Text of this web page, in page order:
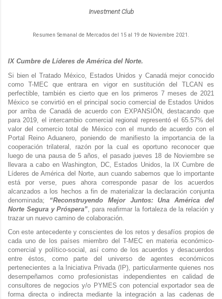
Investment Club
Resumen Semanal de Mercados del 15 al 19 de Noviembre 2021.
IX Cumbre de Líderes de América del Norte.
Si bien el Tratado México, Estados Unidos y Canadá mejor conocido
como T-MEC que entrara en vigor en sustitución del TLCAN es
perfectible, también es cierto que en los primeros 7 meses de 2021
México se convirtió en el principal socio comercial de Estados Unidos
por arriba de Canadá de acuerdo con EXPANSIÓN, destacando que
para 2019, el intercambio comercial regional representó el 65.57% del
valor del comercio total de México con el mundo de acuerdo con el
Portal Reino Aduanero, poniendo de manifiesto la importancia de la
cooperación trilateral, razón por la cual es oportuno reconocer que
luego de una pausa de 5 años, el pasado jueves 18 de Noviembre se
llevara a cabo en Washington, DC, Estados Unidos, la IX Cumbre de
Líderes de América del Norte, aun cuando sabemos que lo importante
está por verse, pues ahora corresponde pasar de los acuerdos
alcanzados a los hechos a fin de materializar la declaración conjunta
denominada; “Reconstruyendo Mejor Juntos: Una América del
Norte Segura y Próspera” , para reafirmar la fortaleza de la relación y
trazar un nuevo camino de colaboración.
Con este antecedente y conscientes de los retos y desafíos propios de
cada uno de los países miembro del T-MEC en materia económico-
comercial y político-social, así como de los acuerdos y desacuerdos
entre éstos, como parte del universo de agentes económicos
pertenecientes a la Iniciativa Privada (IP), particularmente quienes nos
desempeñamos como profesionistas independientes en calidad de
consultores de negocios y/o PYMES con potencial exportador sea de
forma directa o indirecta mediante la integración a las cadenas de